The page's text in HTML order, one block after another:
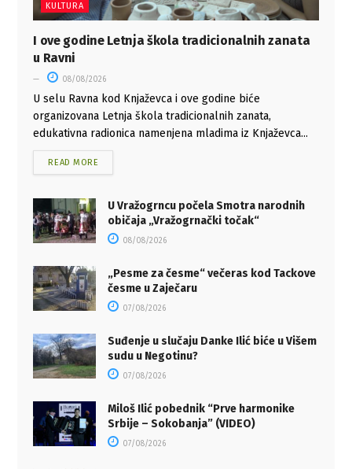
KULTURA
I ove godine Letnja škola tradicionalnih zanata
u Ravni
08/08/2026
U selu Ravna kod Knjaževca i ove godine biće
organizovana Letnja škola tradicionalnih zanata,
edukativna radionica namenjena mladima iz Knjaževca...
READ MORE
U Vražogrncu počela Smotra narodnih
običaja „Vražogrnački točak“
08/08/2026
„Pesme za česme“ večeras kod Tackove
česme u Zaječaru
07/08/2026
Suđenje u slučaju Danke Ilić biće u Višem
sudu u Negotinu?
07/08/2026
Miloš Ilić pobednik “Prve harmonike
Srbije – Sokobanja” (VIDEO)
07/08/2026